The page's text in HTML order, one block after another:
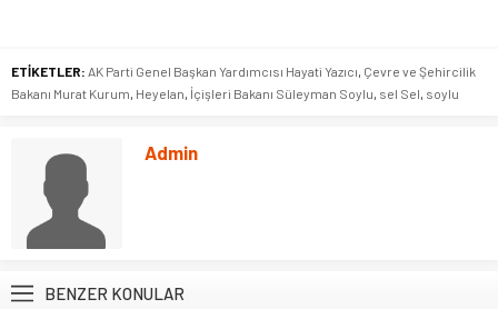
ETİKETLER: AK Parti Genel Başkan Yardımcısı Hayati Yazıcı, Çevre ve Şehircilik
Bakanı Murat Kurum, Heyelan, İçişleri Bakanı Süleyman Soylu, sel Sel, soylu
Admin
BENZER KONULAR